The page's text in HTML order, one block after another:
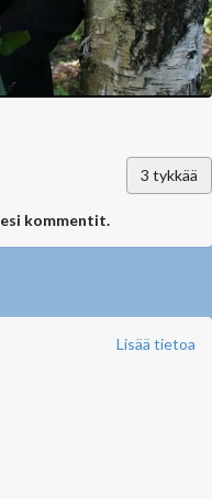
3 tykkää
kommentit.
Lisää tietoa